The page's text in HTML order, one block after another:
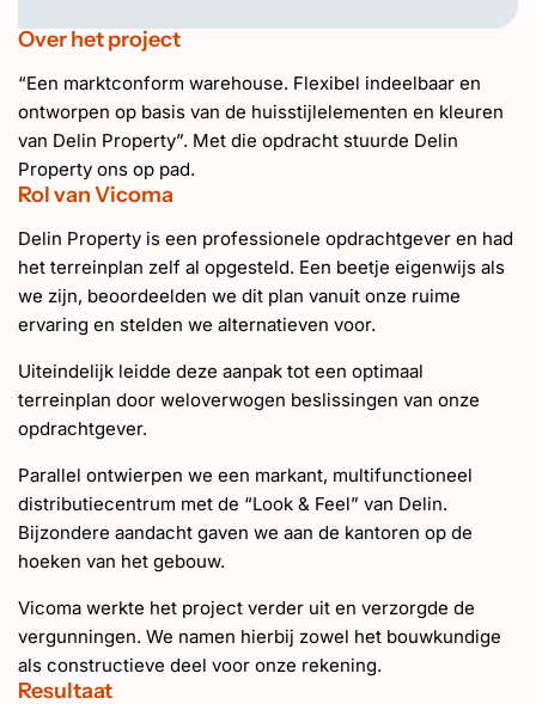
Over het project
“Een marktconform warehouse. Flexibel indeelbaar en
ontworpen op basis van de huisstijlelementen en kleuren
van Delin Property”. Met die opdracht stuurde Delin
Property ons op pad.
Rol van Vicoma
Delin Property is een professionele opdrachtgever en had
het terreinplan zelf al opgesteld. Een beetje eigenwijs als
we zijn, beoordeelden we dit plan vanuit onze ruime
ervaring en stelden we alternatieven voor.
Uiteindelijk leidde deze aanpak tot een optimaal
terreinplan door weloverwogen beslissingen van onze
opdrachtgever.
Parallel ontwierpen we een markant, multifunctioneel
distributiecentrum met de “Look & Feel” van Delin.
Bijzondere aandacht gaven we aan de kantoren op de
hoeken van het gebouw.
Vicoma werkte het project verder uit en verzorgde de
vergunningen. We namen hierbij zowel het bouwkundige
als constructieve deel voor onze rekening.
Resultaat